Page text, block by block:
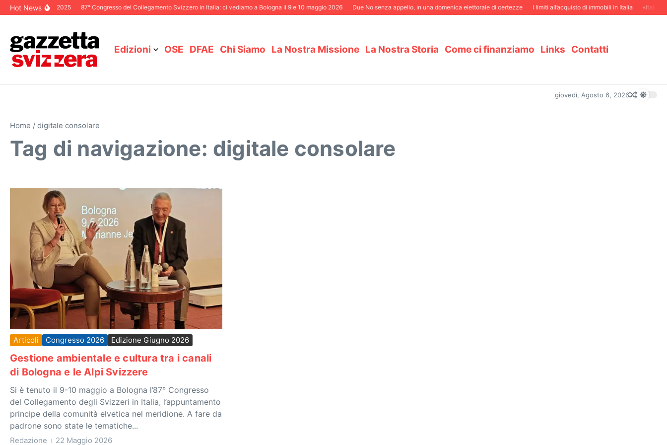
Salta al contenuto
Hot News
Dicembre 2025 87° Congresso del Collegamento Svizzero in Italia: ci vediamo a Bologna il 9 e 10 maggio 2026 Due No senza appello, in una domenica elettorale di certezze I limiti all’acquisto di immobili in Italia «Italiani
Edizioni OSE DFAE Chi Siamo La Nostra Missione La Nostra Storia Come ci finanziamo Links Contatti
giovedì, Agosto 6, 2026
Home / digitale consolare
Tag di navigazione: digitale consolare
Articoli Congresso 2026 Edizione Giugno 2026
Gestione ambientale e cultura tra i canali
di Bologna e le Alpi Svizzere
Si è tenuto il 9-10 maggio a Bologna l’87° Congresso
del Collegamento degli Svizzeri in Italia, l’appuntamento
principe della comunità elvetica nel meridione. A fare da
padrone sono state le tematiche...
Redazione 22 Maggio 2026